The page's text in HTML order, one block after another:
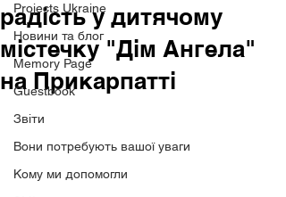
Projects Ukraine
Новини та блог
Memory Page
Guestbook
Звіти
Вони потребують вашої уваги
Кому ми допомогли
радість у дитячому
містечку "Дім Ангела"
на Прикарпатті